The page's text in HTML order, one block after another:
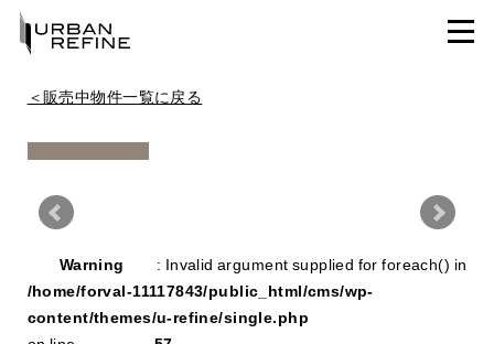
＜販売中物件一覧に戻る
Warning
: Invalid argument supplied for foreach() in
/home/forval-11117843/public_html/cms/wp-
content/themes/u-refine/single.php